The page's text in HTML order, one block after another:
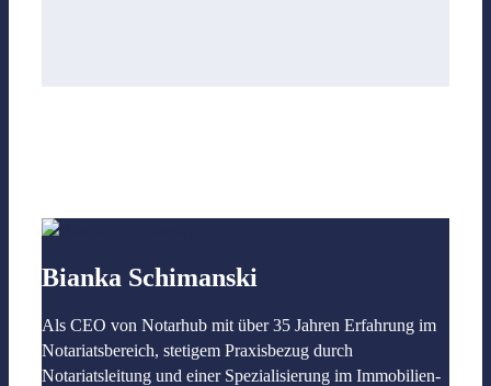
Bianka Schimanski
Als CEO von Notarhub mit über 35 Jahren Erfahrung im
Notariatsbereich, stetigem Praxisbezug durch
Notariatsleitung und einer Spezialisierung im Immobilien-